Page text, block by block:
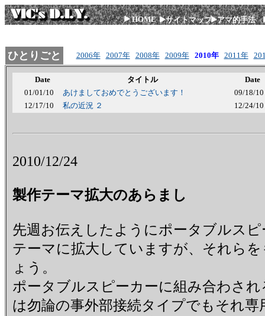
HOME サイトマップ アマ的手法
ひとりごと 2006年 2007年 2008年 2009年 2010年 2011年
Date タイトル
Date
01/01/10
あけましておめでとうございます！
09/18/10
12/17/10
私の近況 ２ 12/24/10
2010/12/24
製作テーマ拡大のあらまし
先週お伝えしたようにポータブルス
テーマに拡大していますが、それら
ょう。
ポータブルスピーカーに組み合わさ
は勿論の事外部接続タイプでもそれ